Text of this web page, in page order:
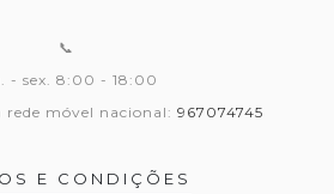
📞
- sex. 8:00 - 18:00
rede móvel nacional: 967074745
E CONDIÇÕES